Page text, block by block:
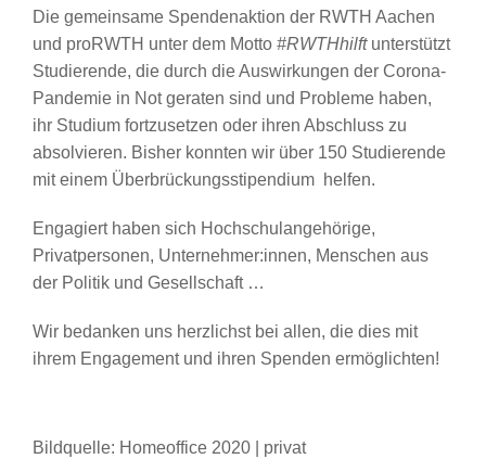
grösseres
Bild
Die gemeinsame Spendenaktion der RWTH Aachen
und proRWTH unter dem Motto #RWTHhilftunterstützt
Studierende, die durch die Auswirkungen der Corona-
Pandemie in Not geraten sind und Probleme haben,
ihr Studium fortzusetzen oder ihren Abschluss zu
absolvieren. Bisher konnten wir über 150 Studierende
mit einem Überbrückungsstipendium helfen.
Engagiert haben sich Hochschulangehörige,
Privatpersonen, Unternehmer:innen, Menschen aus
der Politik und Gesellschaft …
Wir bedanken uns herzlichst bei allen, die dies mit
ihrem Engagement und ihren Spenden ermöglichten!
Bildquelle: Homeoffice 2020 | privat